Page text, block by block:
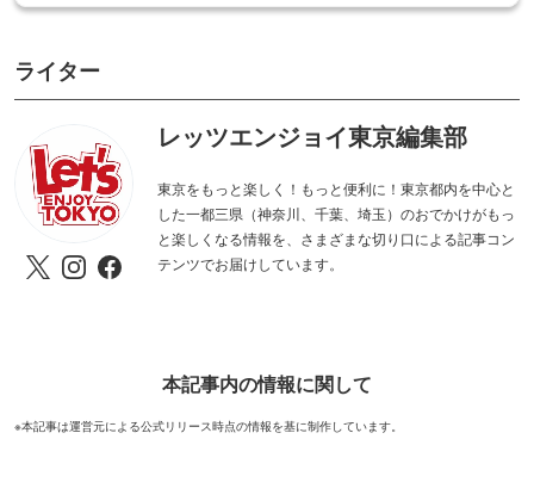
ライター
レッツエンジョイ東京編集部
東京をもっと楽しく！もっと便利に！東京都内を中心と
した一都三県（神奈川、千葉、埼玉）のおでかけがもっ
と楽しくなる情報を、さまざまな切り口による記事コン
テンツでお届けしています。
本記事内の情報に関して
※本記事は運営元による公式リリース時点の情報を基に制作しています。